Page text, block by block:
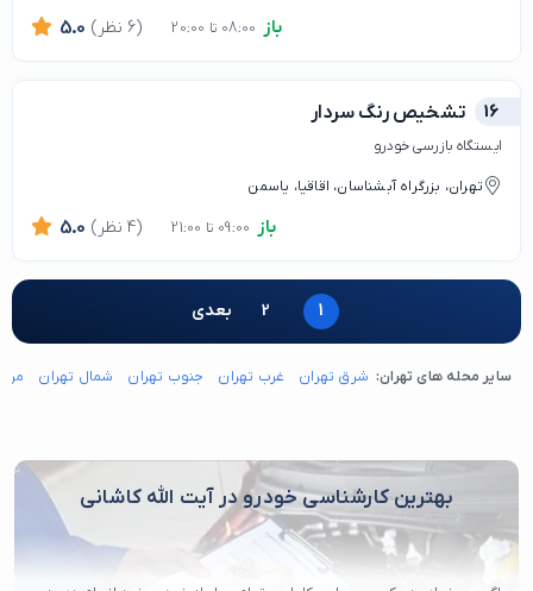
باز 5.0 (6 نظر)
16 تشخیص رنگ سردار
ایستگاه بازرسی خودرو
تهران، بزرگراه آبشناسان، اقاقیا، یاسمن
باز 5.0 (4 نظر)
1
2 بعدی
سایر محله های تهران: شرق تهران غرب تهران جنوب تهران شمال تهران
بهترین کارشناسی خودرو در آیت الله کاشانی